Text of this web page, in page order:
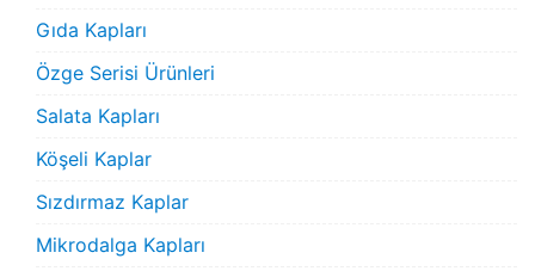
Gıda Kapları
Özge Serisi Ürünleri
Salata Kapları
Köşeli Kaplar
Sızdırmaz Kaplar
Mikrodalga Kapları